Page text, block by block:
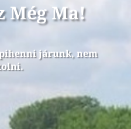
Még Ma!
járunk, nem